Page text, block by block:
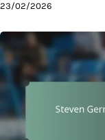
23/02/2026